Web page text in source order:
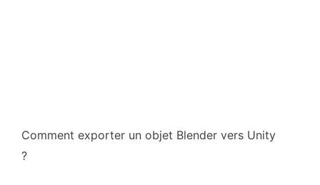
Comment exporter un objet Blender vers Unity
?